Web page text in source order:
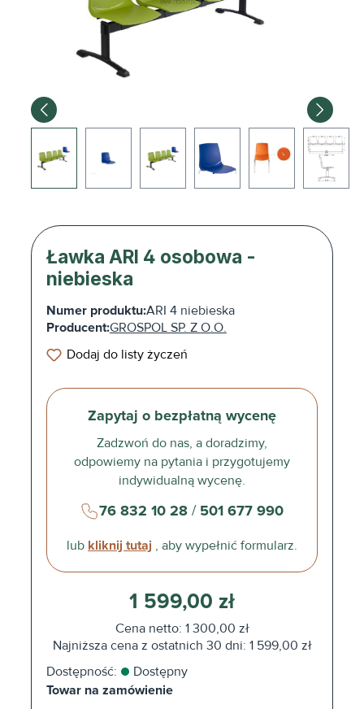
Ławka ARI 4 osobowa -
niebieska
Numer produktu:ARI 4 niebieska
Producent:GROSPOL SP. Z O.O.
Dodaj do listy życzeń
Zapytaj o bezpłatną wycenę
Zadzwoń do nas, a doradzimy,
odpowiemy na pytania i przygotujemy
indywidualną wycenę.
76 832 10 28/ 501 677 990
lub kliknij tutaj , aby wypełnić formularz.
1 599,00 zł
Cena netto: 1 300,00 zł
Najniższa cena z ostatnich 30 dni: 1 599,00 zł
Dostępność:
Dostępny
Towar na zamówienie